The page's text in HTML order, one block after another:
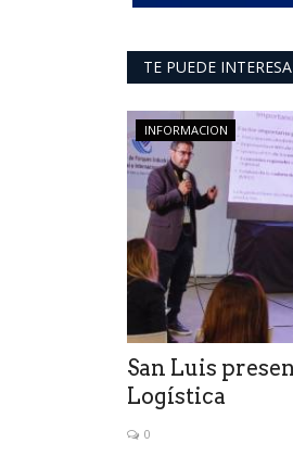
TE PUEDE
INFORMACION
San Luis
Logística
0